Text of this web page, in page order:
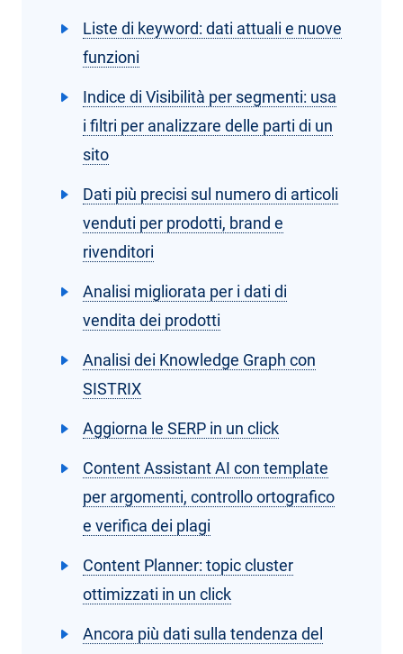
Liste di keyword: dati attuali e nuove
funzioni
Indice di Visibilità per segmenti: usa
i filtri per analizzare delle parti di un
sito
Dati più precisi sul numero di articoli
venduti per prodotti, brand e
rivenditori
Analisi migliorata per i dati di
vendita dei prodotti
Analisi dei Knowledge Graph con
SISTRIX
Aggiorna le SERP in un click
Content Assistant AI con template
per argomenti, controllo ortografico
e verifica dei plagi
Content Planner: topic cluster
ottimizzati in un click
Ancora più dati sulla tendenza del